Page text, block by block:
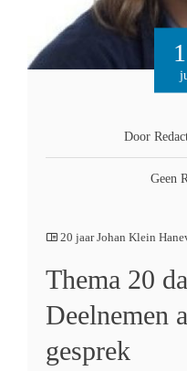
Door
Geen
20 jaar Johan Klein
Thema 20
Deelnemen
gesprek